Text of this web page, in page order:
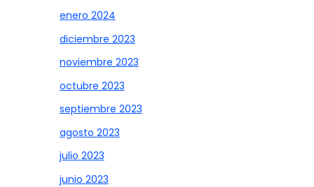
enero 2024
diciembre 2023
noviembre 2023
octubre 2023
septiembre 2023
agosto 2023
julio 2023
junio 2023